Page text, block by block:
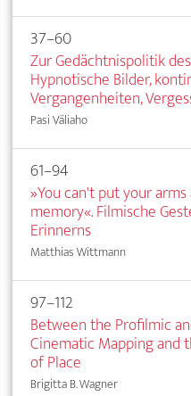
37–60
Zur Gedächtnispolitik
Hypnotische Bilder,
Vergangenheiten,
Pasi Väliaho
61–94
»You can't put your
memory«. Filmische
Erinnerns
Matthias Wittmann
97–112
Between the Profilmic
Cinematic Mapping and
of Place
Brigitta B. Wagner